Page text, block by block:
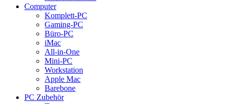
Computer
Komplett-PC
Gaming-PC
Büro-PC
iMac
All-in-One
Mini-PC
Workstation
Apple Mac
Barebone
PC Zubehör